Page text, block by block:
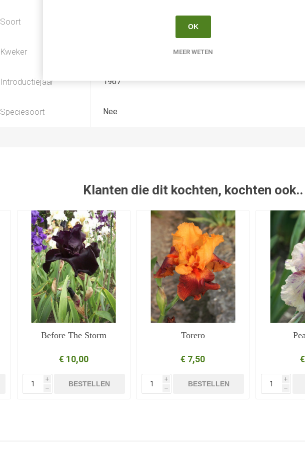
Soort
Kweker
Introductiejaar 1967
Speciesoort Nee
Klanten die dit kochten, kochten ook..
Before The Storm
€ 10,00
i
h
BESTELLEN
Torero
€ 7,50
i
h
BESTELLEN
i
h
OK
MEER WETEN